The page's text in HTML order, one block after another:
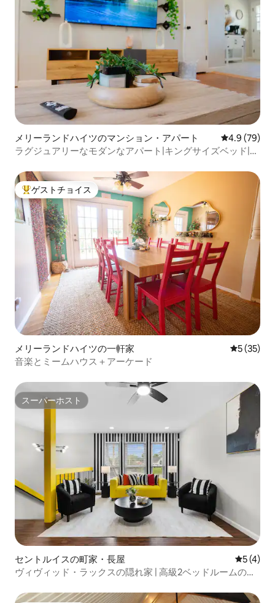
メリーランドハイツのマンション・アパート レビュー79
4.9 (79)
ラグジュアリーなモダンなアパート|キングサイズベッド|ク
大好評のゲストチョイスです。
ゲストチョイス
メリーランドハイツの一軒家 レビュー
5 (35)
音楽とミームハウス＋アーケード
スーパーホスト
スーパーホスト
セントルイスの町家・長屋 レビュー
5 (4)
ヴィヴィッド・ラックスの隠れ家 | 高級2ベッドルームのタ